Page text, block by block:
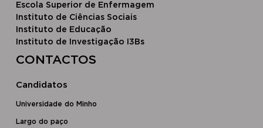
Escola Superior de Enfermagem
Instituto de Ciências Sociais
Instituto de Educação
Instituto de Investigação I3Bs
CONTACTOS
Candidatos
Universidade do Minho
Largo do paço